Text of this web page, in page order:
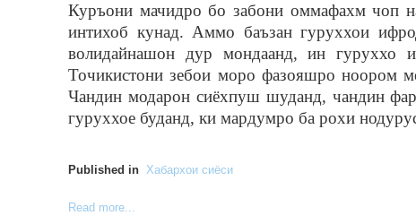
Куръони мачидро бо забони оммафахм чоп
интихоб кунад. Аммо баъзан гуруххои
волидайнашон дур мондаанд, ин гуруххо
Точикистони зебои моро фазояшро ноором
Чандин модарон сиёхпуш шуданд, чандин
гуруххое буданд, ки мардумро ба рохи
Published in Хабархои сиёси
Read more...